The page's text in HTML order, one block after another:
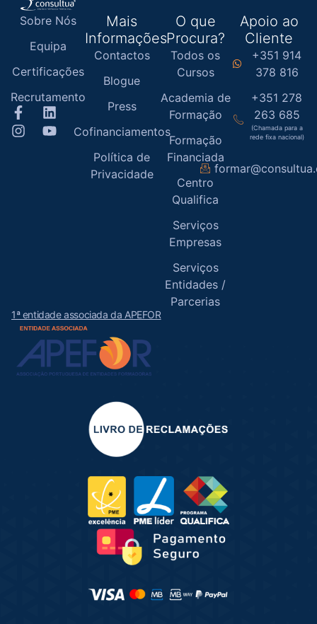
Sobre Nós
Equipa
Certificações
Recrutamento
Mais
Informações
Contactos
Blogue
Press
Cofinanciamentos
Política de
Privacidade
O que
Procura?
Todos os
Cursos
Academia de
Formação
Formação
Financiada
Centro
Qualifica
Serviços
Empresas
Serviços
Entidades /
Parcerias
Apoio ao
Cliente
+351 914
378 816
+351 278
263 685
(Chamada para a
rede fixa nacional)
1ª entidade associada da APEFOR